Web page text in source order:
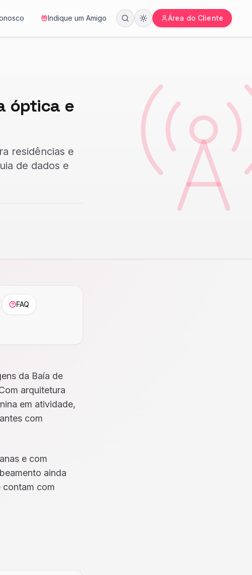
Indique um Amigo Área do Cliente
óptica e
residências e
de dados e
FAQ
da Baía de
arquitetura
em atividade,
com
e com
ainda
contam com